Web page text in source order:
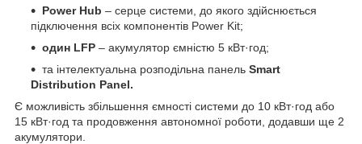
Power Hub – серце системи, до якого здійснюється
підключення всіх компонентів Power Kit;
один LFP – акумулятор ємністю 5 кВт·год;
та інтелектуальна розподільна панель Smart
Distribution Panel.
Є можливість збільшення ємності системи до 10 кВт·год або
15 кВт·год та продовження автономної роботи, додавши ще 2
акумулятори.